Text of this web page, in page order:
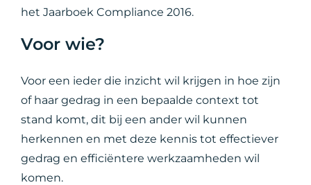
het Jaarboek Compliance 2016.
Voor wie?
Voor een ieder die inzicht wil krijgen in hoe zijn
of haar gedrag in een bepaalde context tot
stand komt, dit bij een ander wil kunnen
herkennen en met deze kennis tot effectiever
gedrag en efficiëntere werkzaamheden wil
komen.